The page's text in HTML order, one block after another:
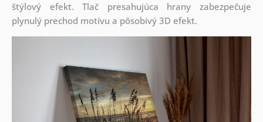
štýlový efekt. Tlač presahujúca hrany zabezpečuje
plynulý prechod motívu a pôsobivý 3D efekt.